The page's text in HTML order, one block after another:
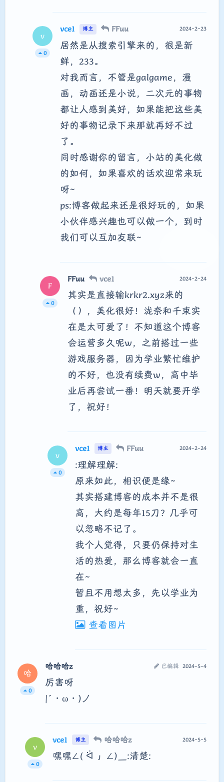
v
0
vce1 博主 FFuu 2024-2-23
居然是从搜索引擎来的，很是新
鲜，233。
对我而言，不管是galgame，漫
画，动画还是小说，二次元的事物
都让人感到美好，如果能把这些美
好的事物记录下来那就再好不过
了。
同时感谢你的留言，小站的美化做
的如何，如果喜欢的话欢迎常来玩
呀~
ps:博客做起来还是很好玩的，如果
小伙伴感兴趣也可以做一个，到时
我们可以互加友联~
F
0
FFuu vce1 2024-2-24
其实是直接输krkr2.xyz来的
（），美化很好！泷奈和千束实
在是太可爱了！不知道这个博客
会运营多久呢w，之前搭过一些
游戏服务器，因为学业繁忙维护
的不好，也没有续费w，高中毕
业后再尝试一番！明天就要开学
了，祝好！
v
0
vce1 博主 FFuu 2024-2-24
:理解理解:
原来如此，相识便是缘~
其实搭建博客的成本并不是很
高，大约是每年15刀？几乎可
以忽略不记了。
我个人觉得，只要仍保持对生
活的热爱，那么博客就会一直
在~
暂且不用想太多，先以学业为
重，祝好~
查看图片
哈
0
哈哈哈z 已编辑 2024-5-4
厉害呀
|´・ω・)ノ
v
0
vce1 博主 哈哈哈z 2024-5-5
嘿嘿∠( ᐛ 」∠)＿:清楚: